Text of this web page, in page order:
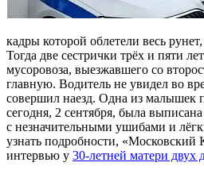
кадры которой облетели весь
Тогда две сестрички трёх и пяти
мусоровоза, выезжавшего со
главную. Водитель не увидел во
совершил наезд. Одна из малышек
сегодня, 2 сентября, была
с незначительными ушибами и
узнать подробности, «Московский
интервью у 30-летней матери